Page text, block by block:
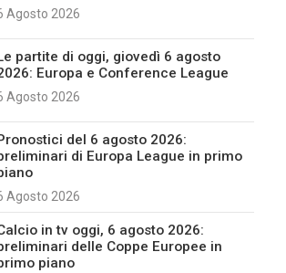
Agosto 2026
partite di oggi, giovedì 6 agosto
Europa e Conference League
Agosto 2026
del 6 agosto 2026:
di Europa League in primo
Agosto 2026
in tv oggi, 6 agosto 2026:
delle Coppe Europee in
piano